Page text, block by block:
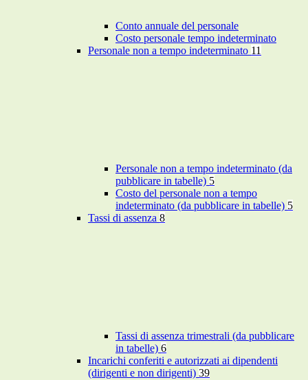
Conto annuale del personale
Costo personale tempo indeterminato
Personale non a tempo indeterminato 11
Personale non a tempo indeterminato (da
pubblicare in tabelle) 5
Costo del personale non a tempo
indeterminato (da pubblicare in tabelle) 5
Tassi di assenza 8
Tassi di assenza trimestrali (da pubblicare
in tabelle) 6
Incarichi conferiti e autorizzati ai dipendenti
(dirigenti e non dirigenti) 39